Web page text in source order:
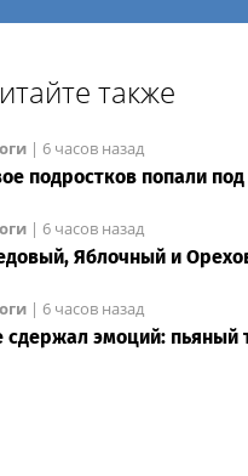
также
| 6 часов назад
подростков попали
| 6 часов назад
Яблочный и
| 6 часов назад
сдержал эмоций: пьяный